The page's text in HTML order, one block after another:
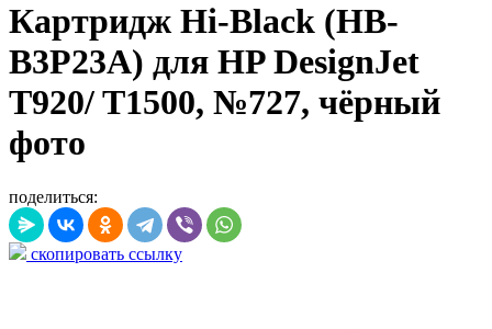
Картридж Hi-Black (HB-
B3P23A) для HP DesignJet
T920/ T1500, №727, чёрный
фото
поделиться:
скопировать ссылку